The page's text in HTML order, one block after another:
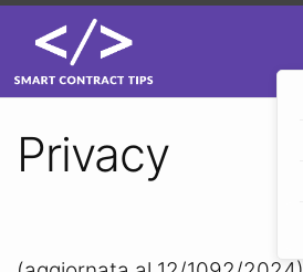
Privacy